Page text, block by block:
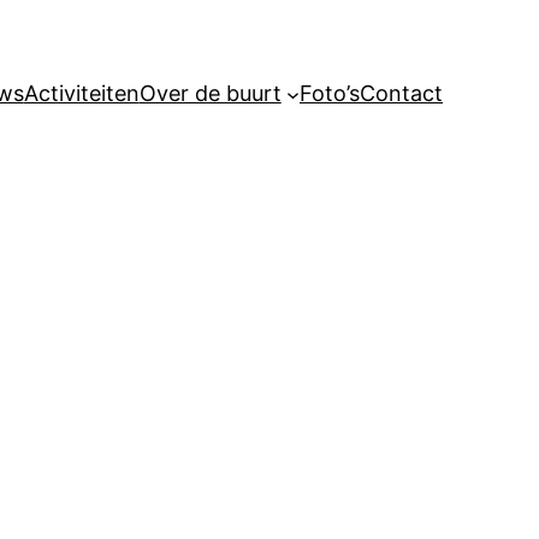
ActiviteitenOver de buurt Foto’sContact